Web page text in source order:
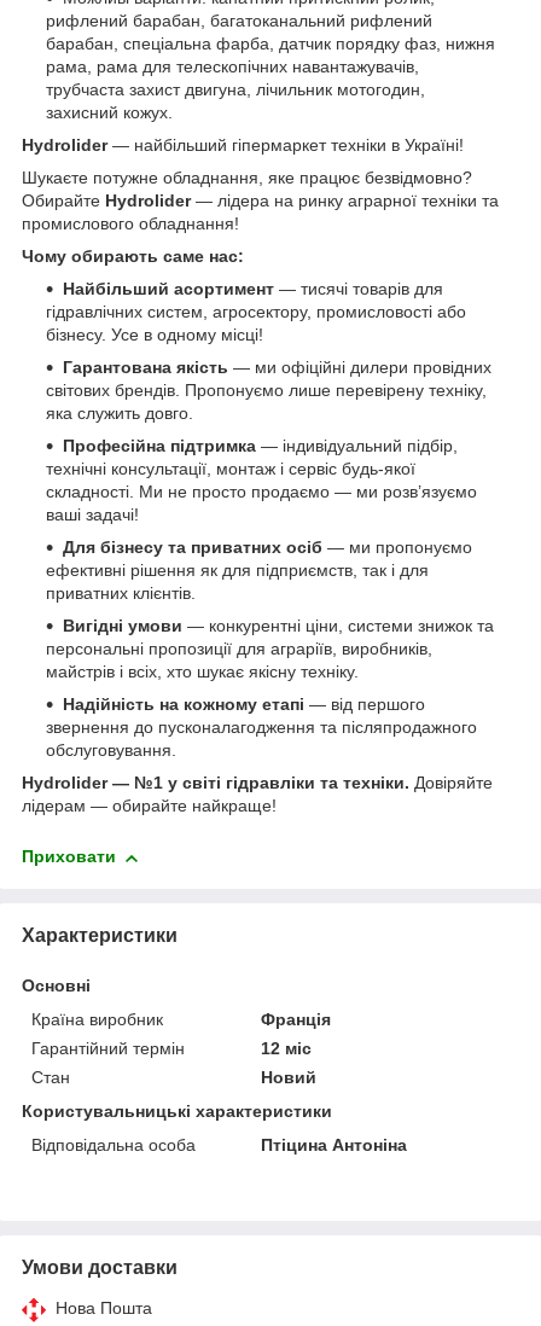
рифлений барабан, багатоканальний рифлений
барабан, спеціальна фарба, датчик порядку фаз, нижня
рама, рама для телескопічних навантажувачів,
трубчаста захист двигуна, лічильник мотогодин,
захисний кожух.
Hydrolider— найбільший гіпермаркет техніки в Україні!
Шукаєте потужне обладнання, яке працює безвідмовно?
Обирайте Hydrolider— лідера на ринку аграрної техніки та
промислового обладнання!
Чому обирають саме нас:
Найбільший асортимент — тисячі товарів для
гідравлічних систем, агросектору, промисловості або
бізнесу. Усе в одному місці!
Гарантована якість — ми офіційні дилери провідних
світових брендів. Пропонуємо лише перевірену техніку,
яка служить довго.
Професійна підтримка — індивідуальний підбір,
технічні консультації, монтаж і сервіс будь-якої
складності. Ми не просто продаємо — ми розв’язуємо
ваші задачі!
Для бізнесу та приватних осіб — ми пропонуємо
ефективні рішення як для підприємств, так і для
приватних клієнтів.
Вигідні умови — конкурентні ціни, системи знижок та
персональні пропозиції для аграріїв, виробників,
майстрів і всіх, хто шукає якісну техніку.
Надійність на кожному етапі — від першого
звернення до пусконалагодження та післяпродажного
обслуговування.
Hydrolider — №1 у світі гідравліки та техніки. Довіряйте
лідерам — обирайте найкраще!
Приховати
Характеристики
Основні
Країна виробник
Франція
Гарантійний термін
12 міс
Стан
Новий
Користувальницькі характеристики
Відповідальна особа
Птіцина Антоніна
Умови доставки
Нова Пошта